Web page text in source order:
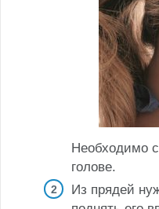
Необходимо
голове.
Из прядей